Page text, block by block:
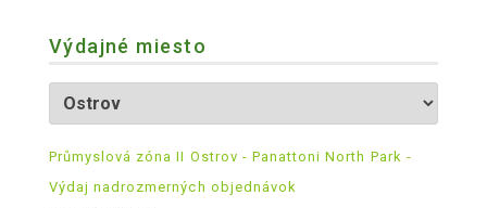
Výdajné miesto
Průmyslová zóna II Ostrov - Panattoni North Park -
Výdaj nadrozmerných objednávok